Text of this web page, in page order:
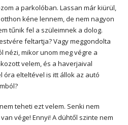
a parkolóban. Lassan már kiürül,
kéne lennem, de nem nagyon
tűnik fel a szüleimnek a dolog.
feltartja? Vagy meggondolta
nézi, mikor unom meg végre a
velem, és a haverjaival
óra elteltével is itt állok az autó
teheti ezt velem. Senki nem
vége! Ennyi! A dühtől szinte nem